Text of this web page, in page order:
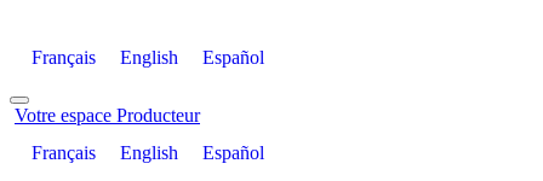
Français English Español
Votre espace Producteur
Français
English Español